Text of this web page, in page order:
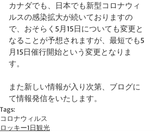
カナダでも、日本でも新型コロナウィ
ルスの感染拡大が続いておりますの
で、おそらく5月15日についても変更と
なることが予想されますが、最短でも5
月15日催行開始という変更となりま
す。
また新しい情報が入り次第、ブログに
て情報発信をいたします。
Tags:
コロナウィルス
ロッキー1日観光